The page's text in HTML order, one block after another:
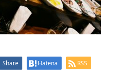
Share Hatena RSS